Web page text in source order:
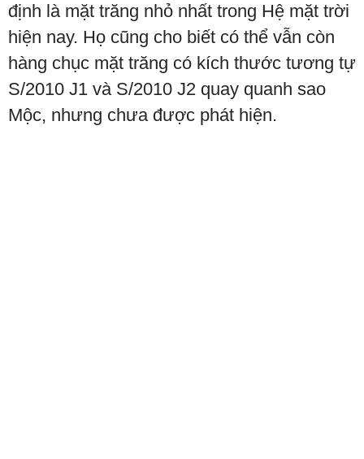
định là mặt trăng nhỏ nhất trong Hệ mặt trời
hiện nay. Họ cũng cho biết có thể vẫn còn
hàng chục mặt trăng có kích thước tương tự
S/2010 J1 và S/2010 J2 quay quanh sao
Mộc, nhưng chưa được phát hiện.